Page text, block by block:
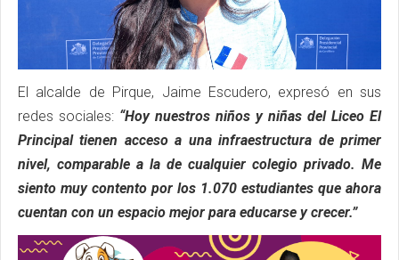
El alcalde de Pirque, Jaime Escudero, expresó en sus
redes sociales: “Hoy nuestros niños y niñas del Liceo El
Principal tienen acceso a una infraestructura de primer
nivel, comparable a la de cualquier colegio privado. Me
siento muy contento por los 1.070 estudiantes que ahora
cuentan con un espacio mejor para educarse y crecer.”